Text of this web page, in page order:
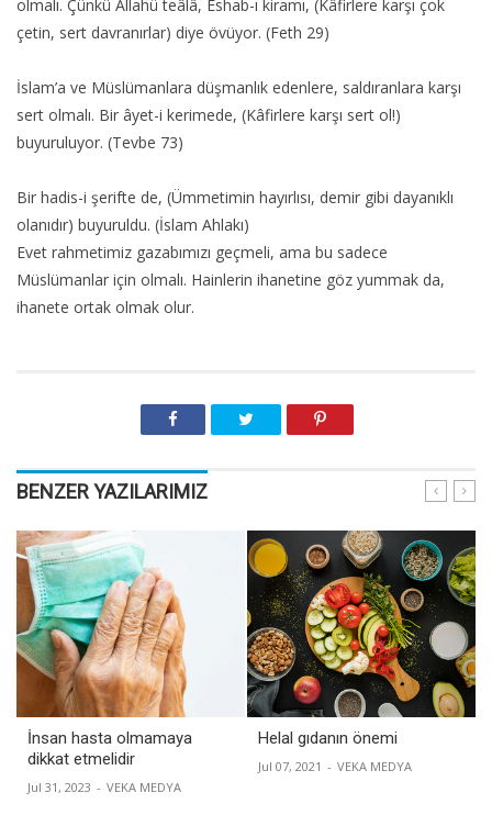
olmalı. Çünkü Allahü teâlâ, Eshab-ı kiramı, (Kâfirlere karşı çok
çetin, sert davranırlar) diye övüyor. (Feth 29)
İslam’a ve Müslümanlara düşmanlık edenlere, saldıranlara karşı
sert olmalı. Bir âyet-i kerimede, (Kâfirlere karşı sert ol!)
buyuruluyor. (Tevbe 73)
Bir hadis-i şerifte de, (Ümmetimin hayırlısı, demir gibi dayanıklı
olanıdır) buyuruldu. (İslam Ahlakı)
Evet rahmetimiz gazabımızı geçmeli, ama bu sadece
Müslümanlar için olmalı. Hainlerin ihanetine göz yummak da,
ihanete ortak olmak olur.
BENZER YAZILARIMIZ
İnsan hasta olmamaya
dikkat etmelidir
Jul 31, 2023 - VEKA MEDYA
Helal gıdanın önemi
Jul 07, 2021 - VEKA MEDYA